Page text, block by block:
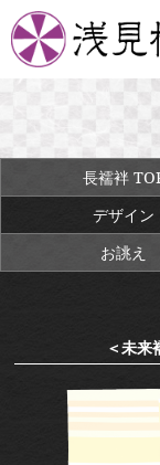
長襦袢
デザイン
お誂え
＜未来